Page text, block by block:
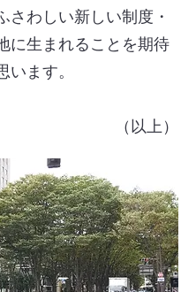
さわしい新しい制度・
に生まれることを期待
います。
（以上）